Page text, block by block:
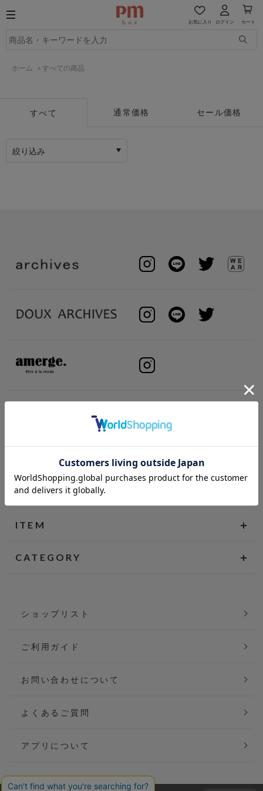
お気に入り ログイン カート
ホーム > すべての商品
すべて 通常価格 セール価格
絞り込み
BRAND
ITEM
CATEGORY
ショップリスト
ご利用ガイド
お問い合わせについて
よくあるご質問
アプリについて